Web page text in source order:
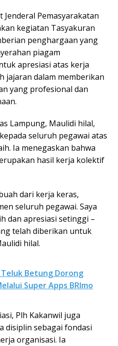
Pemasyarakatan
kegiatan Tasyakuran
penghargaan yang
piagam
apresiasi atas kerja
jajaran dalam memberikan
yang profesional dan
Lampung, Maulidi hilal,
seluruh pegawai atas
Ia menegaskan bahwa
hasil kerja kolektif
dari kerja keras,
seluruh pegawai. Saya
dan apresiasi setinggi –
telah diberikan untuk
hilal.
Teluk Betung Dorong
Super Apps BRImo
Plh Kakanwil juga
disiplin sebagai fondasi
organisasi. Ia